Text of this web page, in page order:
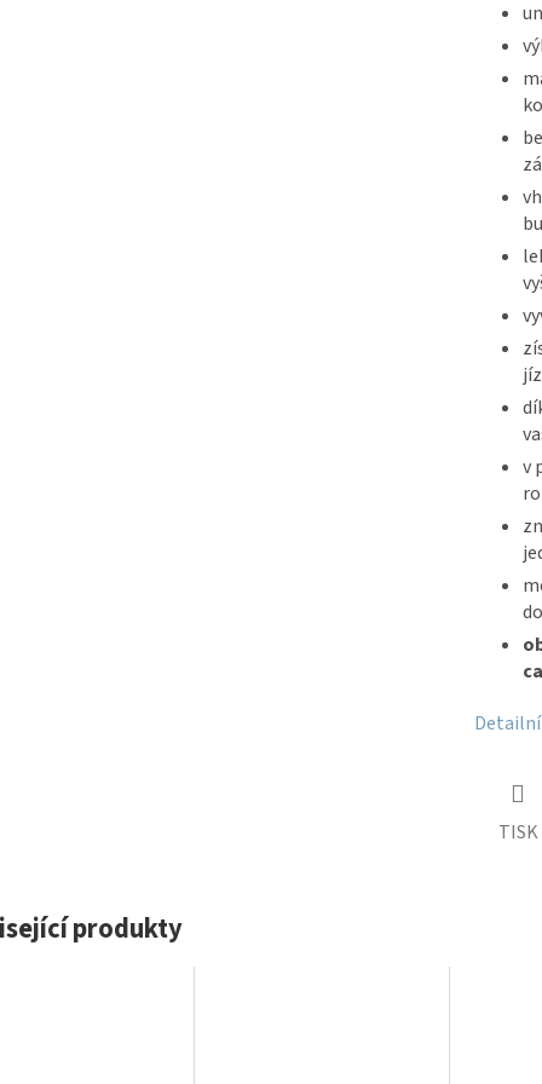
v
TISK
produkty